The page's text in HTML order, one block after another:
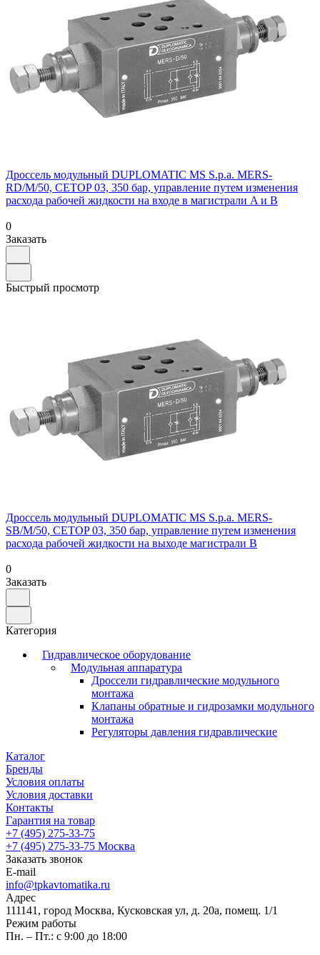
Дроссель модульный DUPLOMATIC MS S.p.a. MERS-
RD/M/50, CETOP 03, 350 бар, управление путем изменения
расхода рабочей жидкости на входе в магистрали A и B
0
Заказать
Быстрый просмотр
Дроссель модульный DUPLOMATIC MS S.p.a. MERS-
SB/M/50, CETOP 03, 350 бар, управление путем изменения
расхода рабочей жидкости на выходе магистрали B
0
Заказать
Категория
Гидравлическое оборудование
Модульная аппаратура
Дроссели гидравлические модульного
монтажа
Клапаны обратные и гидрозамки модульного
монтажа
Регуляторы давления гидравлические
Каталог
Бренды
Условия оплаты
Условия доставки
Контакты
Гарантия на товар
+7 (495) 275-33-75
+7 (495) 275-33-75 Москва
Заказать звонок
E-mail
info@tpkavtomatika.ru
Адрес
111141, город Москва, Кусковская ул, д. 20а, помещ. 1/1
Режим работы
Пн. – Пт.: с 9:00 до 18:00